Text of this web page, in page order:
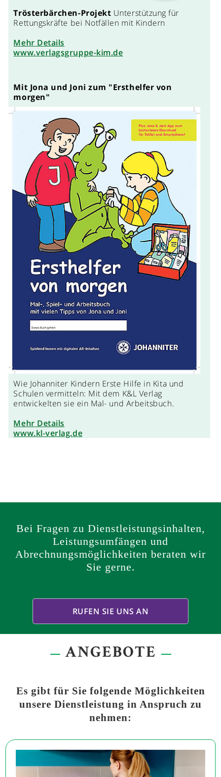
Trösterbärchen-Projekt Unterstützung für
Rettungskräfte bei Notfällen mit Kindern
Mehr Details
www.verlagsgruppe-kim.de
Mit Jona und Joni zum "Ersthelfer von
morgen"
Wie Johanniter Kindern Erste Hilfe in Kita und
Schulen vermitteln: Mit dem K&L Verlag
entwickelten sie ein Mal- und Arbeitsbuch.
Mehr Details
www.kl-verlag.de
Bei Fragen zu Dienstleistungsinhalten,
Leistungsumfängen und
Abrechnungsmöglichkeiten beraten wir
Sie gerne.
RUFEN SIE UNS AN
ANGEBOTE
Es gibt für Sie folgende Möglichkeiten
unsere Dienstleistung in Anspruch zu
nehmen: